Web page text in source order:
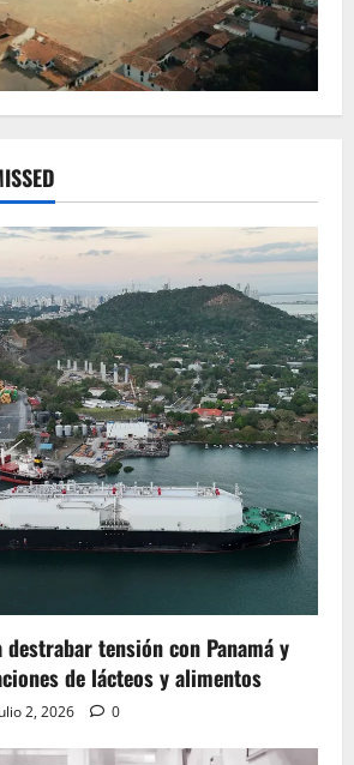
destrabar tensión con Panamá y
de lácteos y alimentos
2, 2026 0